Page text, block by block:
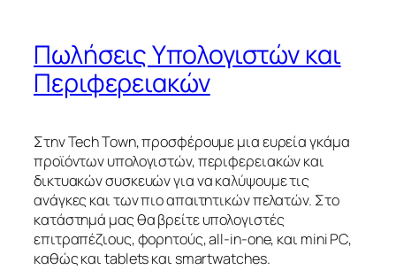
Πωλήσεις Υπολογιστών και
Περιφερειακών
Στην Tech Town, προσφέρουμε μια ευρεία γκάμα
προϊόντων υπολογιστών, περιφερειακών και
δικτυακών συσκευών για να καλύψουμε τις
ανάγκες και των πιο απαιτητικών πελατών. Στο
κατάστημά μας θα βρείτε υπολογιστές
επιτραπέζιους, φορητούς, all-in-one, και mini PC,
καθώς και tablets και smartwatches.